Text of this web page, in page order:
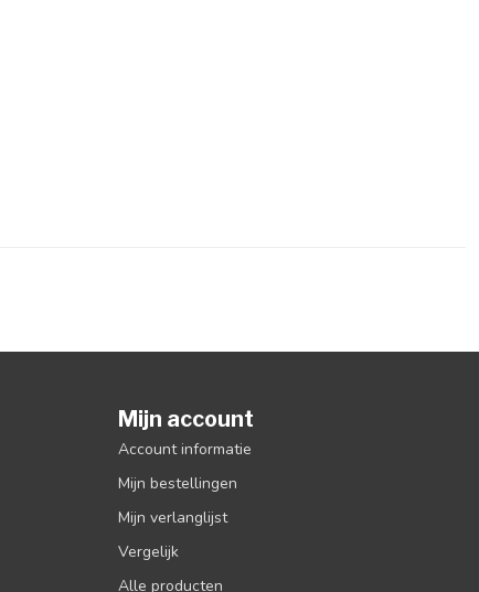
Mijn account
Account informatie
Mijn bestellingen
Mijn verlanglijst
Vergelijk
Alle producten